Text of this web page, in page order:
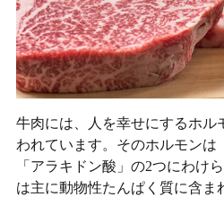
牛肉には、人を幸せにするホル
われています。そのホルモンは
「アラキドン酸」の2つにわけ
は主に動物性たんぱく質に含ま